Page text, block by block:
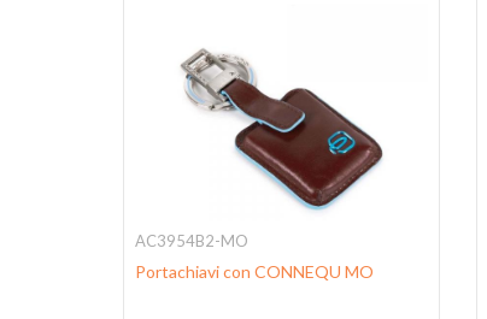
AC3954B2-MO
Portachiavi con CONNEQU MO